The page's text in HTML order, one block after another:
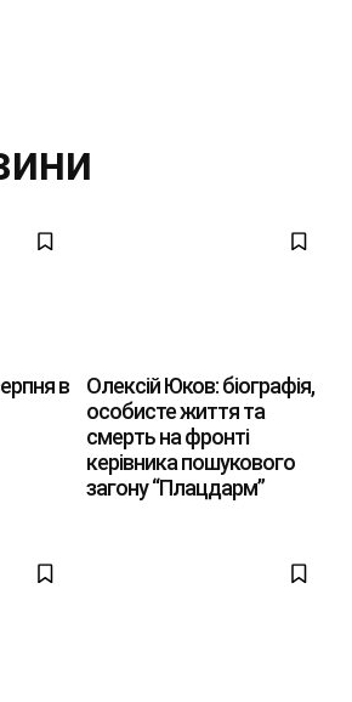
в
Олексій Юков: біографія,
особисте життя та
смерть на фронті
керівника пошукового
загону “Плацдарм”